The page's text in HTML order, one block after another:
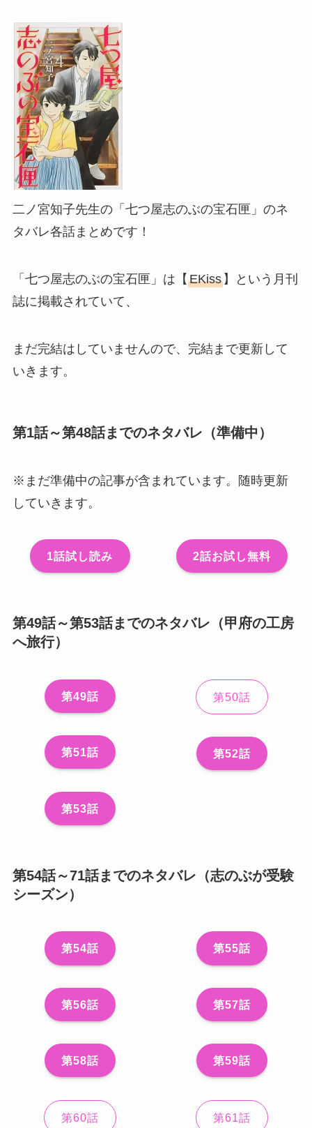
二ノ宮知子先生の「七つ屋志のぶの宝石匣」のネ
タバレ各話まとめです！
「七つ屋志のぶの宝石匣」は【 EKiss】という月刊
誌に掲載されていて、
まだ完結はしていませんので、完結まで更新して
いきます。
第1話～第48話までのネタバレ（準備中）
※まだ準備中の記事が含まれています。随時更新
していきます。
1話試し読み 2話お試し無料
第49話～第53話までのネタバレ（甲府の工房
へ旅行）
第49話
第51話
第53話
第50話
第52話
第54話～71話までのネタバレ（志のぶが受験
シーズン）
第54話
第56話
第58話
第60話
第55話
第57話
第59話
第61話